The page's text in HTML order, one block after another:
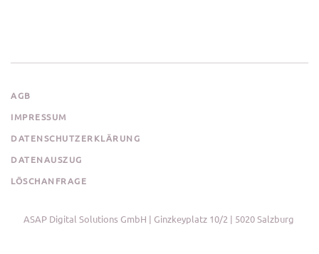
AGB
IMPRESSUM
DATENSCHUTZERKLÄRUNG
DATENAUSZUG
LÖSCHANFRAGE
ASAP Digital Solutions GmbH | Ginzkeyplatz 10/2 | 5020 Salzburg